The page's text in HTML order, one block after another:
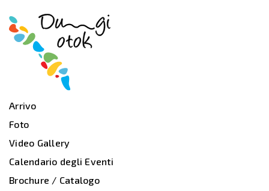
Arrivo
Foto
Video Gallery
Calendario degli Eventi
Brochure / Catalogo